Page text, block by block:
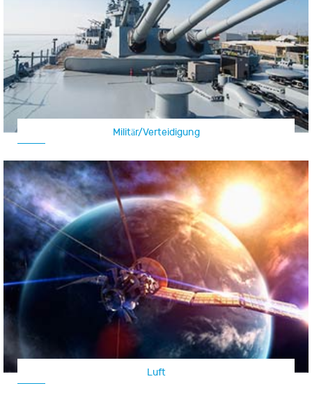
Militär/Verteidigung
Luft